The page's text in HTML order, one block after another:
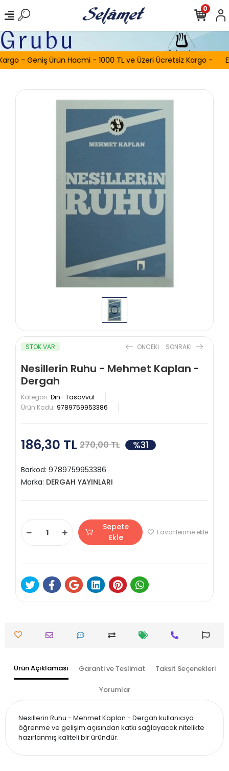
- Geniş Ürün Hacmi - 1000 TL ve Üzeri Ücretsiz Kargo -
0
STOK VAR ONCEKI SONRAKI
Nesillerin Ruhu - Mehmet Kaplan -
Dergah
Kategori: Din- Tasavvuf
Ürün Kodu: 9789759953386
186,30 TL 270,00 TL %31
Barkod: 9789759953386
Marka: DERGAH YAYINLARI
Sepete
Ekle
Favorilerime ekle
Ürün Açıklaması Garanti ve Teslimat Taksit Seçenekleri
Yorumlar
Nesillerin Ruhu - Mehmet Kaplan - Dergah kullanıcıya
öğrenme ve gelişim açısından katkı sağlayacak nitelikte
hazırlanmış kaliteli bir üründür.